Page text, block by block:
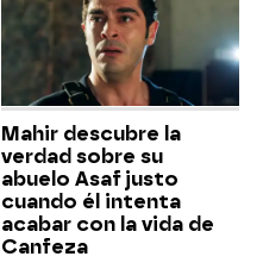
Mahir descubre la
verdad sobre su
abuelo Asaf justo
cuando él intenta
acabar con la vida de
Canfeza